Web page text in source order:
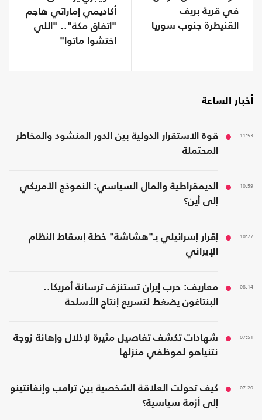
في قرية بريف
القنيطرة جنوب سوريا
أكاديمي إماراتي هاجم
"اتفاق مكة".. "اللي
اختشوا ماتوا"
أخبار الساعة
11:53
قوة الاستقرار الدولية بين الدور المنشود والمخاطر
المحتملة
10:59
الديمقراطية والمال السياسي: النموذج الأمريكي
إلى أين؟
10:27
إقرار إسرائيلي بـ"هشاشة" خطة إسقاط النظام
الإيراني
08:14
معاريف: حرب إيران تستنزف ترسانة أمريكا..
البنتاغون يضغط لتسريع إنتاج الأسلحة
07:51
شهادات تكشف تفاصيل مثيرة لإذلال وإهانة زوجة
نتنياهو لموظفي منزلها
07:20
كيف تحولت العلاقة الشخصية بين ترامب وإنفانتينو
إلى أزمة سياسية؟